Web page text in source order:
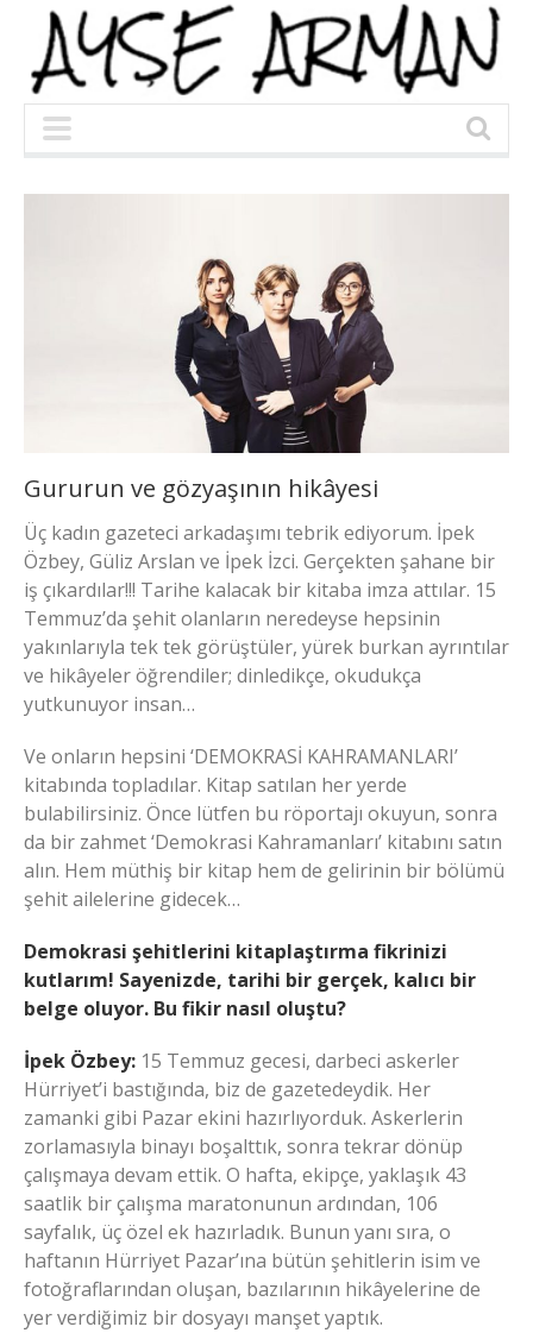
Gururun ve gözyaşının hikâyesi
Üç kadın gazeteci arkadaşımı tebrik ediyorum. İpek
Özbey, Güliz Arslan ve İpek İzci. Gerçekten şahane bir
iş çıkardılar!!! Tarihe kalacak bir kitaba imza attılar. 15
Temmuz’da şehit olanların neredeyse hepsinin
yakınlarıyla tek tek görüştüler, yürek burkan ayrıntılar
ve hikâyeler öğrendiler; dinledikçe, okudukça
yutkunuyor insan…
Ve onların hepsini ‘DEMOKRASİ KAHRAMANLARI’
kitabında topladılar. Kitap satılan her yerde
bulabilirsiniz. Önce lütfen bu röportajı okuyun, sonra
da bir zahmet ‘Demokrasi Kahramanları’ kitabını satın
alın. Hem müthiş bir kitap hem de gelirinin bir bölümü
şehit ailelerine gidecek…
Demokrasi şehitlerini kitaplaştırma fikrinizi
kutlarım! Sayenizde, tarihi bir gerçek, kalıcı bir
belge oluyor. Bu fikir nasıl oluştu?
İpek Özbey: 15 Temmuz gecesi, darbeci askerler
Hürriyet’i bastığında, biz de gazetedeydik. Her
zamanki gibi Pazar ekini hazırlıyorduk. Askerlerin
zorlamasıyla binayı boşalttık, sonra tekrar dönüp
çalışmaya devam ettik. O hafta, ekipçe, yaklaşık 43
saatlik bir çalışma maratonunun ardından, 106
sayfalık, üç özel ek hazırladık. Bunun yanı sıra, o
haftanın Hürriyet Pazar’ına bütün şehitlerin isim ve
fotoğraflarından oluşan, bazılarının hikâyelerine de
yer verdiğimiz bir dosyayı manşet yaptık.